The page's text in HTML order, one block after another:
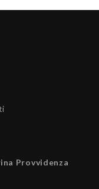
Provvidenza